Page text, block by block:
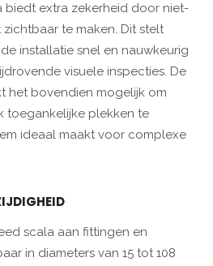
biedt extra zekerheid door niet-
te maken. Dit stelt
installatie snel en nauwkeurig
visuele inspecties. De
het bovendien mogelijk om
toegankelijke plekken te
ideaal maakt voor complexe
scala aan fittingen en
in diameters van 15 tot 108